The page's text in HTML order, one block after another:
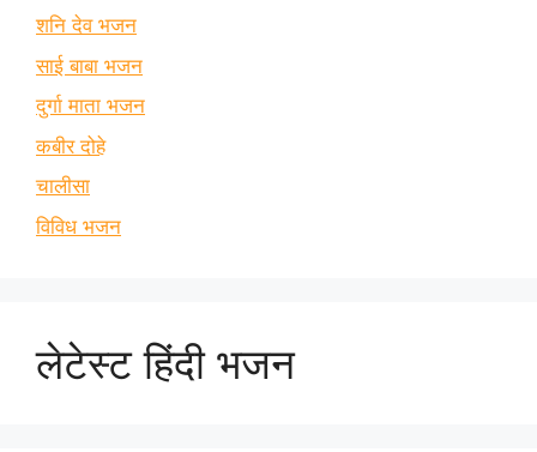
शनि देव भजन
साई बाबा भजन
दुर्गा माता भजन
कबीर दोहे
चालीसा
विविध भजन
लेटेस्ट हिंदी भजन